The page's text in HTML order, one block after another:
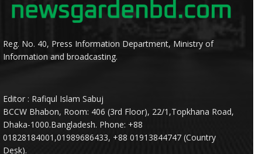
Reg. No. 40, Press Information Department, Ministry of
Information and broadcasting.
Editor : Rafiqul Islam Sabuj
BCCW Bhabon, Room: 406 (3rd Floor), 22/1,Topkhana Road,
Dhaka-1000.Bangladesh. Phone: +88
01828184001,01989686433, +88 01913844747 (Country
Desk).